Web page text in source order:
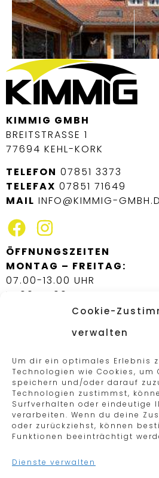
Cookie-
verwalten
Um dir ein optimales Erlebnis
Technologien wie Cookies,
speichern und/oder darauf
Technologien zustimmst,
Surfverhalten oder eindeutige
verarbeiten. Wenn du deine
oder zurückziehst, können
Funktionen beeinträchtigt
Dienste verwalten
KIMMIG GMBH
BREITSTRASSE 1
77694 KEHL-KORK
TELEFON 07851 3373
TELEFAX 07851 71649
MAIL INFO@KIMMIG-
ÖFFNUNGSZEITEN
MONTAG – FREITAG:
07.00-13.00 UHR
14.00-17.00 UHR
DATENSCHUTZ
COOKIE-RICHTLINIEN
BARRIEREFREIHEIT